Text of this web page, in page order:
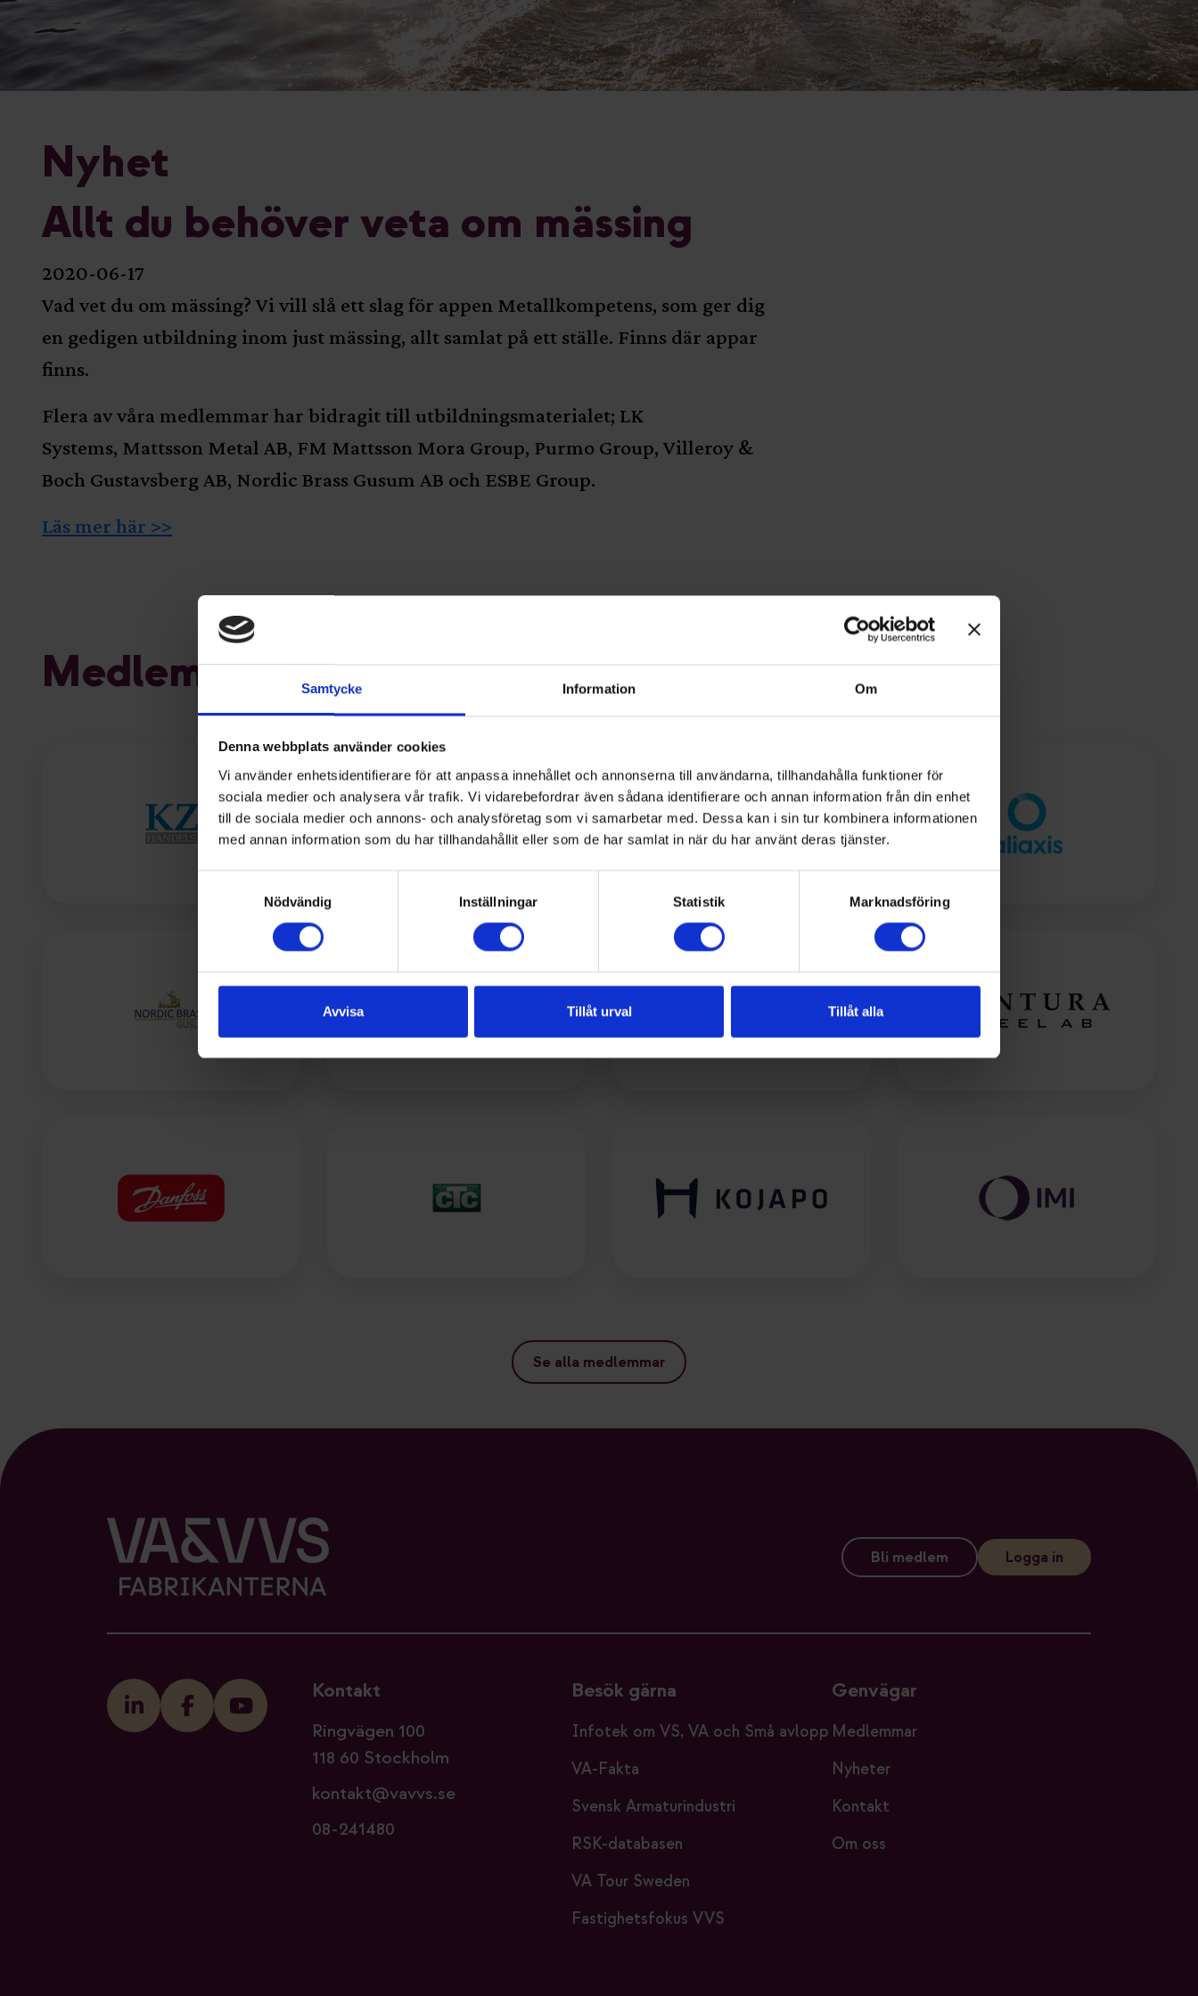
Samtycke Information Om
Denna webbplats använder cookies
Vi använder enhetsidentifierare för att anpassa innehållet och annonserna till användarna, tillhandahålla funktioner för
sociala medier och analysera vår trafik. Vi vidarebefordrar även sådana identifierare och annan information från din enhet
till de sociala medier och annons- och analysföretag som vi samarbetar med. Dessa kan i sin tur kombinera informationen
med annan information som du har tillhandahållit eller som de har samlat in när du har använt deras tjänster.
Nödvändig
Inställningar Statistik Marknadsföring
Avvisa Tillåt urval Tillåt alla
Nyhet
Allt du behöver veta om mässing
2020-06-17
Vad vet du om mässing? Vi vill slå ett slag för appen Metallkompetens, som ger dig
en gedigen utbildning inom just mässing, allt samlat på ett ställe. Finns där appar
finns.
Flera av våra medlemmar har bidragit till utbildningsmaterialet; LK
Systems, Mattsson Metal AB, FM Mattsson Mora Group, Purmo Group, Villeroy &
Boch Gustavsberg AB, Nordic Brass Gusum AB och ESBE Group.
Läs mer här >>
Medlemmar
Se alla medlemmar
Bli medlem Logga in
Kontakt
Ringvägen 100
118 60 Stockholm
kontakt@vavvs.se
08-241480
Besök gärna
Infotek om VS, VA och Små avlopp
VA-Fakta
Svensk Armaturindustri
RSK-databasen
VA Tour Sweden
Fastighetsfokus VVS
Genvägar
Medlemmar
Nyheter
Kontakt
Om oss